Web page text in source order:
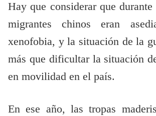
Hay que considerar que durante
migrantes chinos eran
xenofobia, y la situación de la
más que dificultar la situación
en movilidad en el país.
En ese año, las tropas